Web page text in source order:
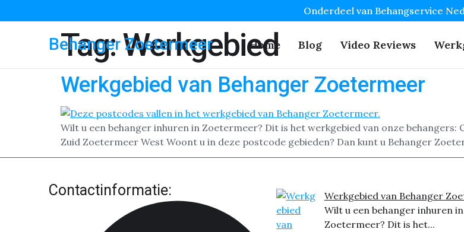
Onderdeel van Behangservice
Behanger Zoetermeer Home Blog Video Reviews
Tag:Werkgebied
Werkgebied van Behanger Zoetermeer
Wilt u een behanger inhuren in Zoetermeer? Dit is het werkgebied van onze
Zuid Zoetermeer West Woont u in deze postcode gebieden? Dan kunt u Behanger
Contactinformatie:
Werkgebied van Behanger
Wilt u een behanger inhuren in
Zoetermeer? Dit is het...